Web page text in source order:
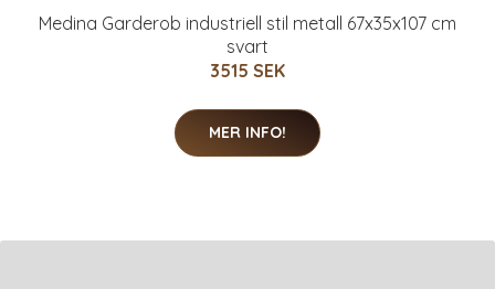
Medina Garderob industriell stil metall 67x35x107 cm
svart
3515 SEK
MER INFO!